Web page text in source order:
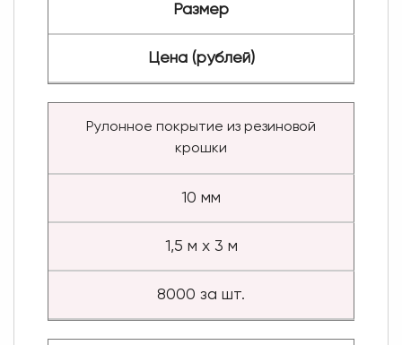
Размер
Цена (рублей)
Рулонное покрытие из резиновой
крошки
10 мм
1,5 м х 3 м
8000 за шт.